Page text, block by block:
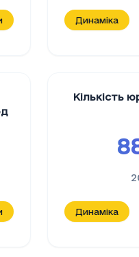
Динаміка
Кількість
Динаміка